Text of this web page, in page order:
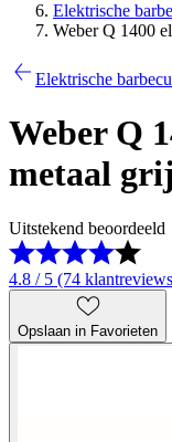
Elektrische
Weber Q 1400
Elektrische
Weber Q
metaal
Uitstekend beoordeeld
4.8 / 5 (74
Opslaan in Favorieten